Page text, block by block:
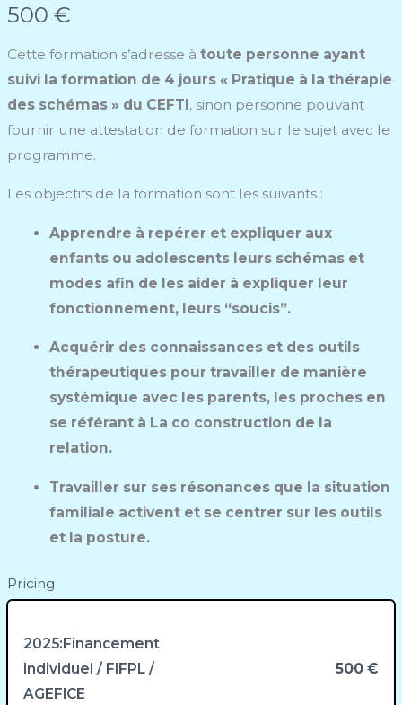
N
o
w
500 €
Cette formation s’adresse à toute personne ayant
suivi la formation de 4 jours « Pratique à la thérapie
des schémas » du CEFTI, sinon personne pouvant
fournir une attestation de formation sur le sujet avec le
programme.
Les objectifs de la formation sont les suivants :
Apprendre à repérer et expliquer aux
enfants ou adolescents leurs schémas et
modes afin de les aider à expliquer leur
fonctionnement, leurs “soucis”.
Acquérir des connaissances et des outils
thérapeutiques pour travailler de manière
systémique avec les parents, les proches en
se référant à La co construction de la
relation.
Travailler sur ses résonances que la situation
familiale activent et se centrer sur les outils
et la posture.
Pricing
2025:Financement
individuel / FIFPL /
AGEFICE
500 €